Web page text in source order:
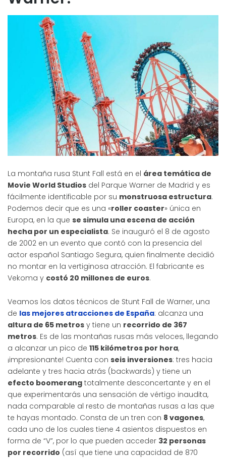
La montaña rusa Stunt Fall está en el área temática de
Movie World Studios del Parque Warner de Madrid y es
fácilmente identificable por su monstruosa estructura.
Podemos decir que es una «roller coaster» única en
Europa, en la que se simula una escena de acción
hecha por un especialista. Se inauguró el 8 de agosto
de 2002 en un evento que contó con la presencia del
actor español Santiago Segura, quien finalmente decidió
no montar en la vertiginosa atracción. El fabricante es
Vekoma y costó 20 millones de euros.
Veamos los datos técnicos de Stunt Fall de Warner, una
de las mejores atracciones de España: alcanza una
altura de 65 metros y tiene un recorrido de 367
metros. Es de las montañas rusas más veloces, llegando
a alcanzar un pico de 115 kilómetros por hora,
¡impresionante! Cuenta con seis inversiones: tres hacia
adelante y tres hacia atrás (backwards) y tiene un
efecto boomerang totalmente desconcertante y en el
que experimentarás una sensación de vértigo inaudita,
nada comparable al resto de montañas rusas a las que
te hayas montado. Consta de un tren con 8 vagones,
cada uno de los cuales tiene 4 asientos dispuestos en
forma de “V”, por lo que pueden acceder 32 personas
por recorrido (así que tiene una capacidad de 870